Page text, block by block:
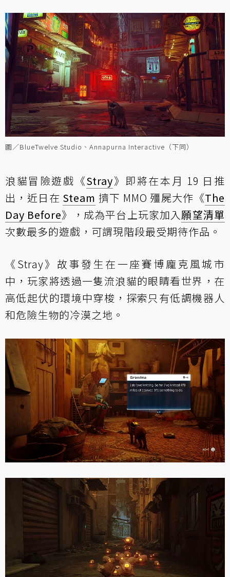
圖／BlueTwelve Studio、Annapurna Interactive（下同）
浪貓冒險遊戲《Stray》即將在本月 19 日推
出，近日在 Steam 擠下 MMO 殭屍大作《The
Day Before》，成為平台上玩家加入願望清單
次數最多的遊戲，可謂現階段最受期待作品。
《Stray》故事發生在一座賽博龐克風城市
中，玩家將透過一隻流浪貓的眼睛看世界，在
高低起伏的環境中穿梭，探索只有低調機器人
和危險生物的冷漠之地。